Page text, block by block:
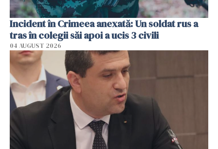
Incident în Crimeea anexată: Un soldat rus a
tras în colegii săi apoi a ucis 3 civili
04 AUGUST 2026